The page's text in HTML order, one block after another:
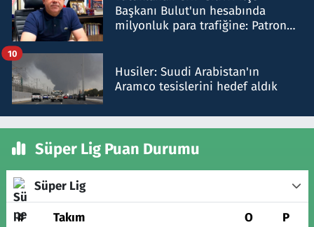
Başkanı Bulut'un hesabında
milyonluk para trafiğine: Patron
Husiler: Suudi Arabistan'ın
Aramco tesislerini hedef aldık
10
Süper Lig Puan Durumu
Süper Lig
# Takım O P